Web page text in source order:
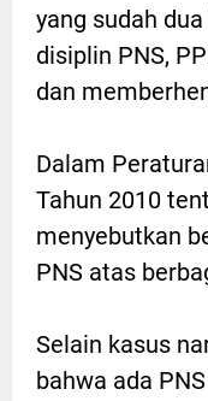
yang sudah
disiplin PNS,
dan
Dalam
Tahun 2010
menyebutkan
PNS atas
Selain kasus
bahwa ada